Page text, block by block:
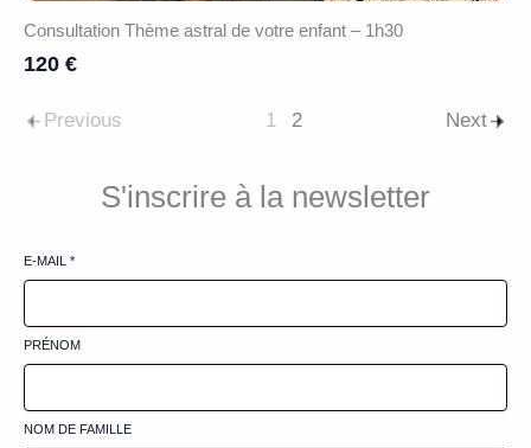
Consultation Thème astral de votre enfant – 1h30
120 €
Previous 1 2 Next
S'inscrire à la newsletter
E-MAIL *
PRÉNOM
NOM DE FAMILLE